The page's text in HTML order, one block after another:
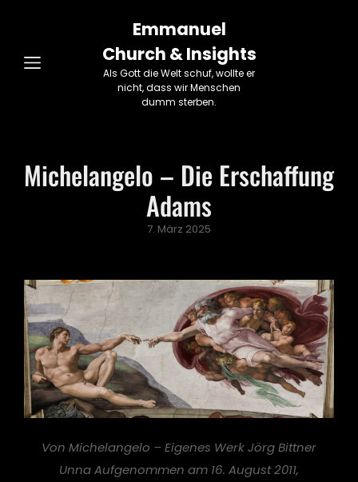
Emmanuel
Church & Insights
Als Gott die Welt schuf, wollte er
nicht, dass wir Menschen
dumm sterben.
Michelangelo – Die Erschaffung
Adams
Posted
7. März 2025
Von Michelangelo – Eigenes Werk Jörg Bittner
Unna Aufgenommen am 16. August 2011,